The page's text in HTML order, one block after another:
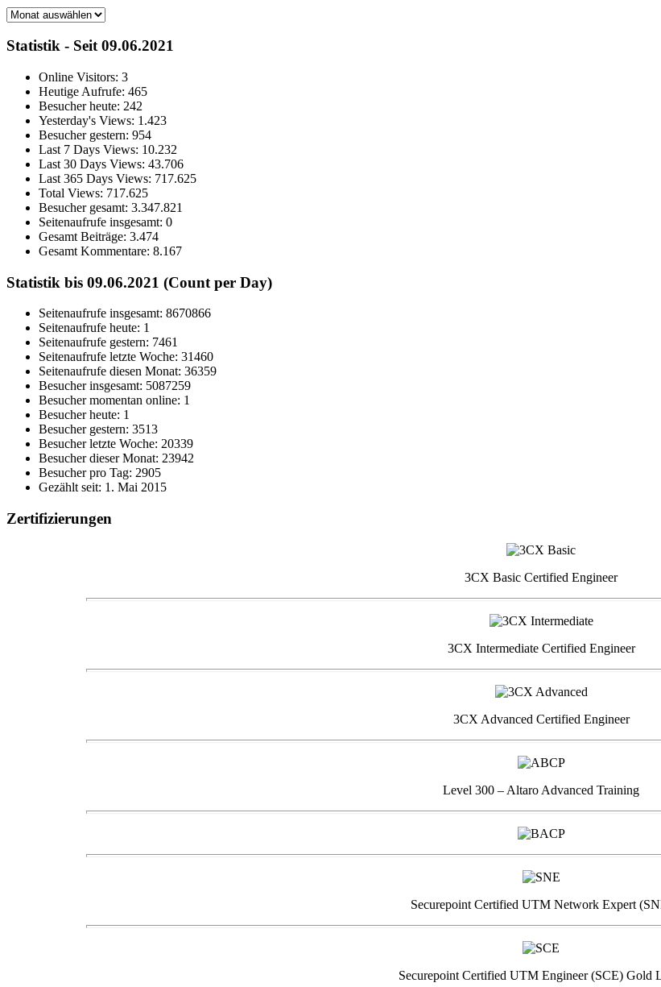
Archiv
Statistik - Seit 09.06.2021
Online Visitors: 3
Heutige Aufrufe: 465
Besucher heute: 242
Yesterday's Views: 1.423
Besucher gestern: 954
Last 7 Days Views: 10.232
Last 30 Days Views: 43.706
Last 365 Days Views: 717.625
Total Views: 717.625
Besucher gesamt: 3.347.821
Seitenaufrufe insgesamt: 0
Gesamt Beiträge: 3.474
Gesamt Kommentare: 8.167
Statistik bis 09.06.2021 (Count per Day)
Seitenaufrufe insgesamt: 8670866
Seitenaufrufe heute: 1
Seitenaufrufe gestern: 7461
Seitenaufrufe letzte Woche: 31460
Seitenaufrufe diesen Monat: 36359
Besucher insgesamt: 5087259
Besucher momentan online: 1
Besucher heute: 1
Besucher gestern: 3513
Besucher letzte Woche: 20339
Besucher dieser Monat: 23942
Besucher pro Tag: 2905
Gezählt seit: 1. Mai 2015
Zertifizierungen
3CX Basic Certified Engineer
3CX Intermediate Certified Engineer
3CX Advanced Certified Engineer
Level 300 – Altaro Advanced Training
Securepoint Certified UTM Network Expert
Securepoint Certified UTM Engineer (SCE) Gold